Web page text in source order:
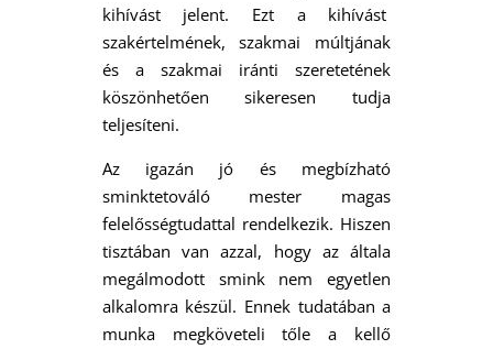
kihívást jelent. Ezt a kihívást
szakértelmének, szakmai múltjának
és a szakmai iránti szeretetének
köszönhetően sikeresen tudja
teljesíteni.
Az igazán jó és megbízható
sminktetováló mester magas
felelősségtudattal rendelkezik. Hiszen
tisztában van azzal, hogy az általa
megálmodott smink nem egyetlen
alkalomra készül. Ennek tudatában a
munka megköveteli tőle a kellő